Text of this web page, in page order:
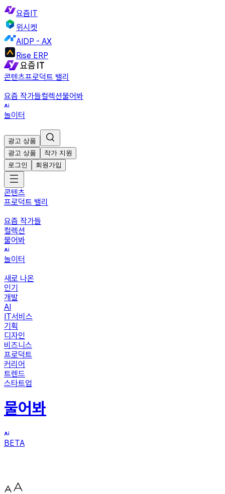
요즘IT
위시켓
AIDP - AX
Rise ERP
콘텐츠프로덕트 밸리
요즘 작가들컬렉션물어봐
놀이터
광고 상품
광고 상품
작가 지원
로그인
회원가입
콘텐츠
프로덕트 밸리
요즘 작가들
컬렉션
물어봐
놀이터
새로 나온
인기
개발
AI
IT서비스
기획
디자인
비즈니스
프로덕트
커리어
트렌드
스타트업
물어봐
BETA